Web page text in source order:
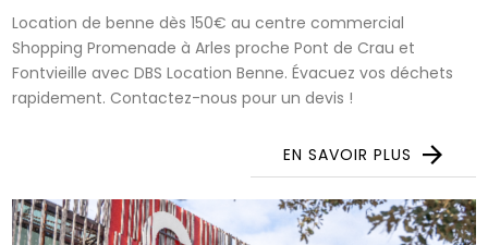
Location de benne dès 150€ au centre commercial
Shopping Promenade à Arles proche Pont de Crau et
Fontvieille avec DBS Location Benne. Évacuez vos déchets
rapidement. Contactez-nous pour un devis !
EN SAVOIR PLUS